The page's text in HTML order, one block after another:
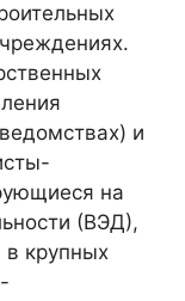
и
на
(ВЭД),
в крупных